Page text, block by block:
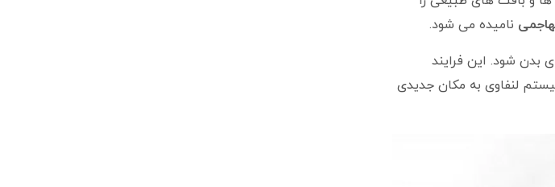
نامیده می شود.
بدن شود. این فرایند
لنفاوی به مکان جدیدی